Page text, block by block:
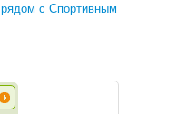
рядом с Спортивным